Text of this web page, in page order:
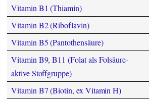
Vitamin B1 (Thiamin)
Vitamin B2 (Riboflavin)
Vitamin B5 (Pantothensäure)
Vitamin B9, B11 (Folat als Folsäure-
aktive Stoffgruppe)
Vitamin B7 (Biotin, ex Vitamin H)